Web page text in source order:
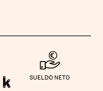
SUELDO NETO